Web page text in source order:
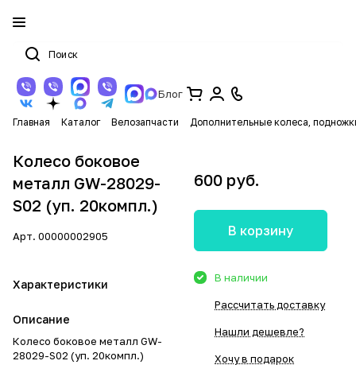
Блог
Главная Каталог Велозапчасти Дополнительные колеса,
Колесо боковое
металл GW-28029-
S02 (уп. 20компл.)
Арт. 00000002905
Характеристики
Описание
Колесо боковое металл GW-
28029-S02 (уп. 20компл.)
600 руб.
В корзину
В наличии
Рассчитать доставку
Нашли дешевле?
Хочу в подарок